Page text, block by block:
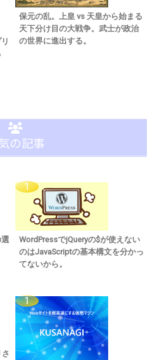
保元の乱。上皇 vs 天皇から始まる
天下分け目の大戦争。武士が政治
の世界に進出する。
の記事
WordPressでjQueryの$が使えない
のはJavaScriptの基本構文を分かっ
てないから。